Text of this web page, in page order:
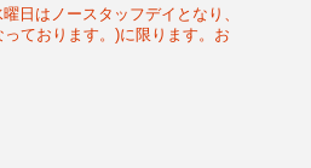
日はノースタッフデイとなり、
ております。)に限ります。お